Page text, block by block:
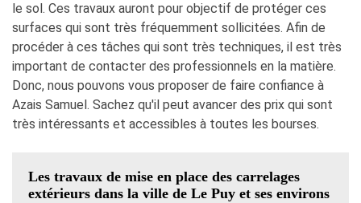
le sol. Ces travaux auront pour objectif de protéger ces
surfaces qui sont très fréquemment sollicitées. Afin de
procéder à ces tâches qui sont très techniques, il est très
important de contacter des professionnels en la matière.
Donc, nous pouvons vous proposer de faire confiance à
Azais Samuel. Sachez qu'il peut avancer des prix qui sont
très intéressants et accessibles à toutes les bourses.
Les travaux de mise en place des carrelages
extérieurs dans la ville de Le Puy et ses environs